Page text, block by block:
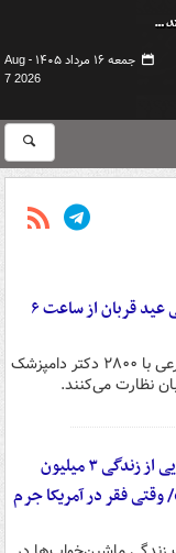
جمعه ۱۶ مرداد ۱۴۰۵ -
Aug
7 2026
آغاز عرضه و ذبح بهداشتی عید قربان از ساعت ۶
۱۸۶۰ اکیپ بهداشتی و شرعی با ۲۸۰۰ دکتر دامپزشک
«یدک‌کش»روایتی سینمایی از زندگی ۳ میلیون
فقر در آمریکا جرم